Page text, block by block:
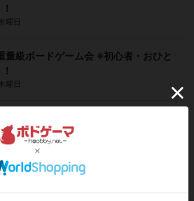
曜日
級ボードゲーム会 ※初心者・おひと
曜日
！
曜日
！